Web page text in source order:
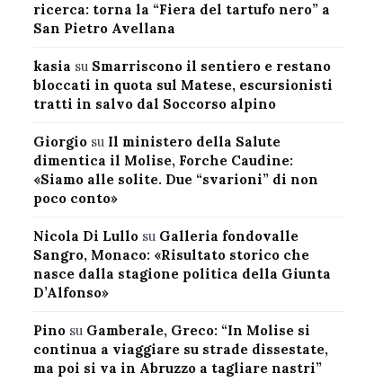
ricerca: torna la “Fiera del tartufo nero” a
San Pietro Avellana
kasia su Smarriscono il sentiero e restano
bloccati in quota sul Matese, escursionisti
tratti in salvo dal Soccorso alpino
Giorgiosu Il ministero della Salute
dimentica il Molise, Forche Caudine:
«Siamo alle solite. Due “svarioni” di non
poco conto»
Nicola Di Lullosu Galleria fondovalle
Sangro, Monaco: «Risultato storico che
nasce dalla stagione politica della Giunta
D’Alfonso»
Pinosu Gamberale, Greco: “In Molise si
continua a viaggiare su strade dissestate,
ma poi si va in Abruzzo a tagliare nastri”